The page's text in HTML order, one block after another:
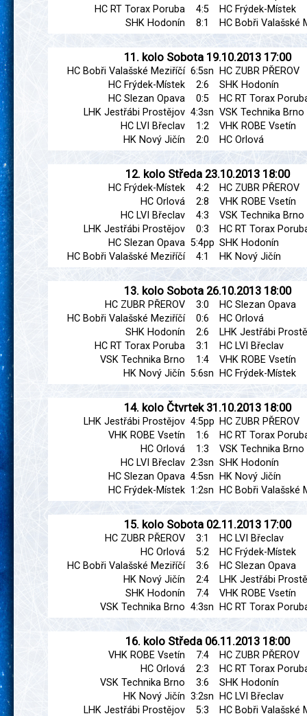
HC RT Torax Poruba
4:5
HC Frýdek-Místek
SHK Hodonín
8:1 HC Bobři Valašské
11. kolo Sobota 19.10.2013 17:00
HC Bobři Valašské Meziříčí 6:5sn
HC ZUBR PŘEROV
HC Frýdek-Místek
2:6
SHK Hodonín
HC Slezan Opava
0:5
HC RT Torax
LHK Jestřábi Prostějov 4:3sn VSK Technika Brno
HC LVI Břeclav
1:2
VHK ROBE Vsetín
HK Nový Jičín
2:0 HC Orlová
12. kolo Středa 23.10.2013 18:00
HC Frýdek-Místek 4:2
HC ZUBR PŘEROV
HC Orlová
2:8
VHK ROBE Vsetín
HC LVI Břeclav
4:3
VSK Technika Brno
LHK Jestřábi Prostějov
0:3
HC RT Torax
HC Slezan Opava 5:4pp SHK Hodonín
HC Bobři Valašské Meziříčí
4:1 HK Nový Jičín
13. kolo Sobota 26.10.2013 18:00
HC ZUBR PŘEROV 3:0
HC Slezan Opava
HC Bobři Valašské Meziříčí
0:6
HC Orlová
SHK Hodonín
2:6
LHK Jestřábi
HC RT Torax Poruba
3:1
HC LVI Břeclav
VSK Technika Brno
1:4
VHK ROBE Vsetín
HK Nový Jičín 5:6sn HC Frýdek-Místek
14. kolo Čtvrtek 31.10.2013 18:00
LHK Jestřábi Prostějov 4:5pp HC ZUBR PŘEROV
VHK ROBE Vsetín
1:6
HC RT Torax
HC Orlová
1:3
VSK Technika Brno
HC LVI Břeclav 2:3sn SHK Hodonín
HC Slezan Opava 4:5sn
HK Nový Jičín
HC Frýdek-Místek 1:2sn HC Bobři Valašské
15. kolo Sobota 02.11.2013 17:00
HC ZUBR PŘEROV 3:1
HC LVI Břeclav
HC Orlová
5:2
HC Frýdek-Místek
HC Bobři Valašské Meziříčí
3:6
HC Slezan Opava
HK Nový Jičín
2:4
LHK Jestřábi
SHK Hodonín
7:4
VHK ROBE Vsetín
VSK Technika Brno 4:3sn HC RT Torax
16. kolo Středa 06.11.2013 18:00
VHK ROBE Vsetín 7:4
HC ZUBR PŘEROV
HC Orlová
2:3
HC RT Torax
VSK Technika Brno
3:6
SHK Hodonín
HK Nový Jičín 3:2sn
HC LVI Břeclav
LHK Jestřábi Prostějov
5:3 HC Bobři Valašské